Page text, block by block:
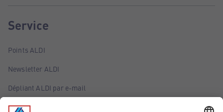
Service
Points ALDI
Newsletter ALDI
Dépliant ALDI par e-mail
Offres